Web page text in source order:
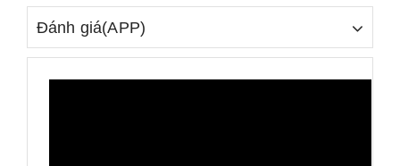
Đánh giá(APP)